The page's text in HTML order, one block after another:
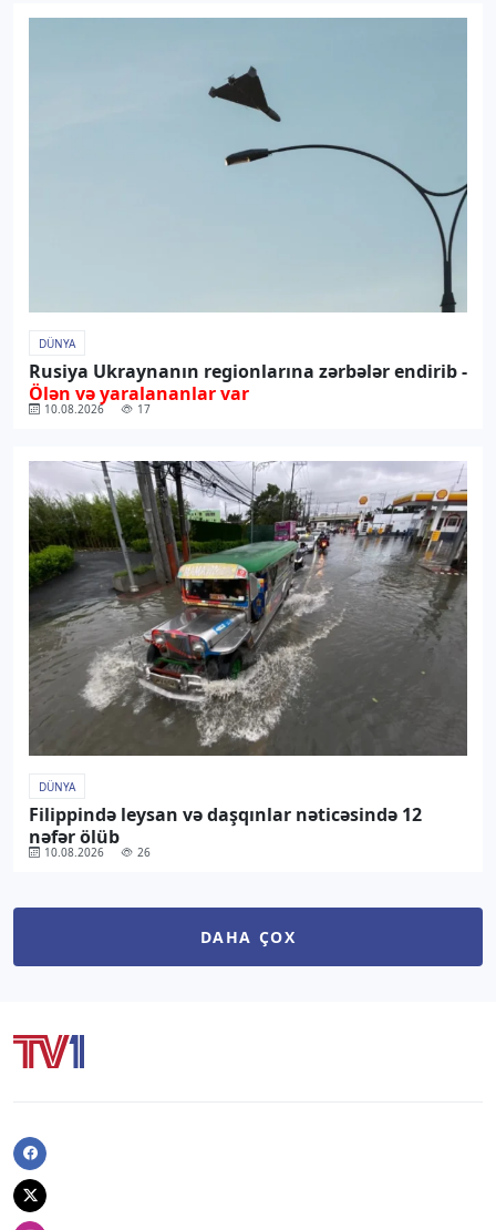
DÜNYA
Rusiya Ukraynanın regionlarına zərbələr endirib -
Ölən və yaralananlar var
10.08.2026 17
DÜNYA
Filippində leysan və daşqınlar nəticəsində 12
nəfər ölüb
10.08.2026 26
DAHA ÇOX
Facebook
Twitter